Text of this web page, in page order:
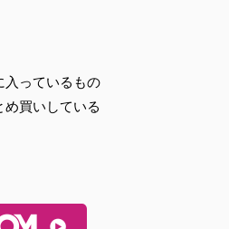
入っているもの
め買いしている